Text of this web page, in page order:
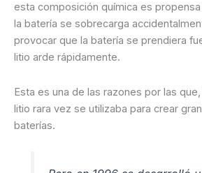
esta composición química es
la batería se sobrecarga
provocar que la batería se prendiera
litio arde rápidamente.
Esta es una de las razones por las
litio rara vez se utilizaba para crear
baterías.